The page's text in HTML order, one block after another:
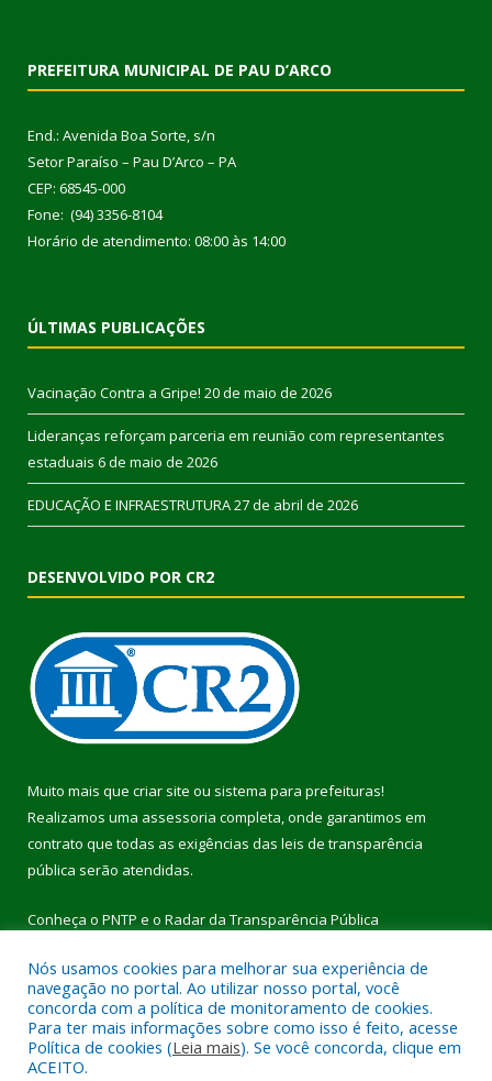
PREFEITURA MUNICIPAL DE PAU D’ARCO
End.: Avenida Boa Sorte, s/n
Setor Paraíso – Pau D’Arco – PA
CEP: 68545-000
Fone: (94) 3356-8104
Horário de atendimento: 08:00 às 14:00
ÚLTIMAS PUBLICAÇÕES
Vacinação Contra a Gripe! 20 de maio de 2026
Lideranças reforçam parceria em reunião com representantes
estaduais 6 de maio de 2026
EDUCAÇÃO E INFRAESTRUTURA27 de abril de 2026
DESENVOLVIDO POR CR2
Muito mais que criar site ou sistema para prefeituras!
Realizamos uma assessoria completa, onde garantimos em
contrato que todas as exigências das leis de transparência
pública serão atendidas.
Conheça o PNTP e o Radar da Transparência Pública
Todos os direitos reservados a Prefeitura Municipal de Pau
D’Arco.
Nós usamos cookies para melhorar sua experiência de
navegação no portal. Ao utilizar nosso portal, você
concorda com a política de monitoramento de cookies.
Para ter mais informações sobre como isso é feito, acesse
Política de cookies (Leia mais). Se você concorda, clique em
ACEITO.